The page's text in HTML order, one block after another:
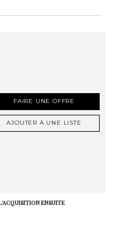
FAIRE UNE OFFRE
AJOUTER À UNE LISTE
ENSUITE